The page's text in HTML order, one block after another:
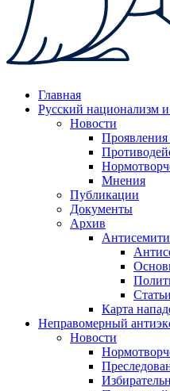
Главная
Русский национализм
Новости
Проявления
Мнения
Публикации
Документы
Архив
Карта
Неправомерный
Новости